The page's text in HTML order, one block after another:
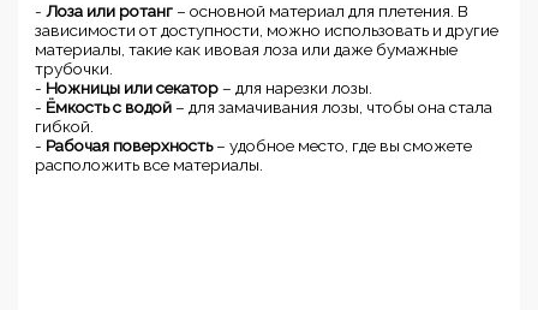
-Лоза или ротанг – основной материал для плетения. В
зависимости от доступности, можно использовать и другие
материалы, такие как ивовая лоза или даже бумажные
трубочки.
- Ножницы или секатор – для нарезки лозы.
- Ёмкость с водой – для замачивания лозы, чтобы она стала
гибкой.
- Рабочая поверхность– удобное место, где вы сможете
расположить все материалы.